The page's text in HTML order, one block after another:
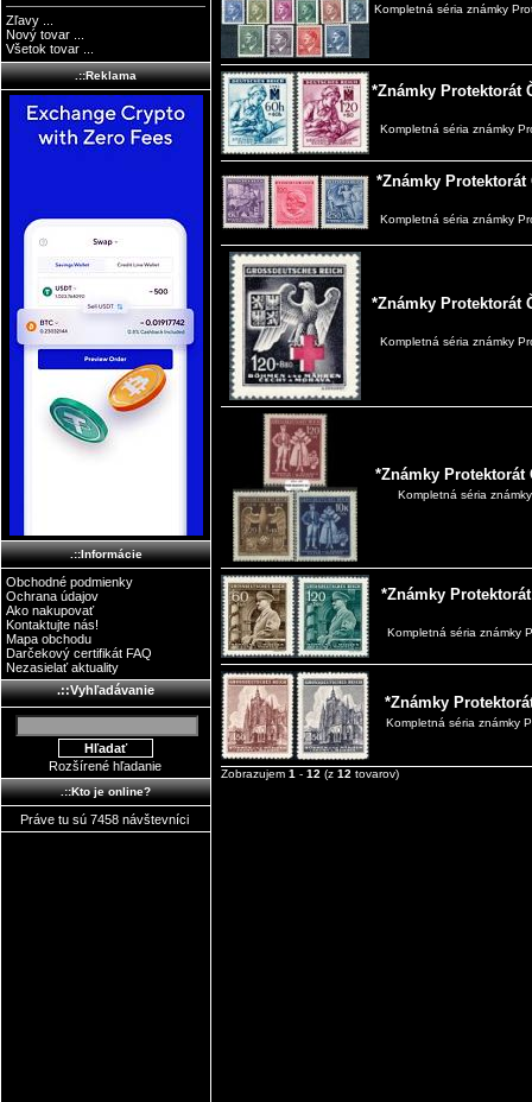
Zľavy ...
Nový tovar ...
Všetok tovar ...
.::Reklama
.::Informácie
Obchodné podmienky
Ochrana údajov
Ako nakupovať
Kontaktujte nás!
Mapa obchodu
Darčekový certifikát FAQ
Nezasielať aktuality
.::Vyhľadávanie
Rozšírené hľadanie
.::Kto je online?
Práve tu sú 7458 návštevníci
Kompletná séria známky
*Známky Protektorát
Kompletná séria známky
*Známky Protektorát
Kompletná séria známky
*Známky Protektorát
Kompletná séria známky
*Známky Protektorát
Kompletná séria
*Známky
Kompletná séria známky
*Známky
Kompletná séria známky
Zobrazujem 1 - 12 (z 12 tovarov)